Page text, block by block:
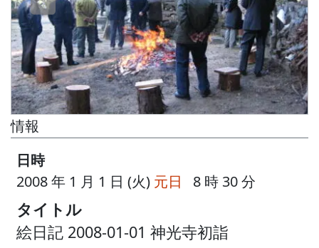
情報
日時
2008 年 1 月 1 日 (火) 元日 8 時 30 分
タイトル
絵日記 2008-01-01 神光寺初詣